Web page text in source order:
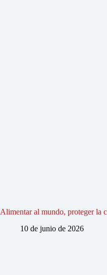
Alimentar al mundo, proteger la
10 de junio de 2026